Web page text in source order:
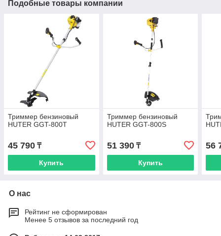
Подобные товары компании
Триммер бензиновый
HUTER GGT-800T
45 790 ₸
Купить
Триммер бензиновый
HUTER GGT-800S
51 390₸
Купить
56
О нас
Рейтинг не сформирован
Менее 5 отзывов за последний год